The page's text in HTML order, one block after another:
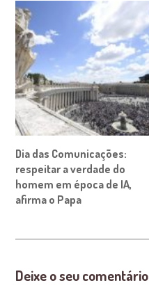
Dia das Comunicações:
respeitar a verdade do
homem em época de IA,
afirma o Papa
Deixe o seu comentário